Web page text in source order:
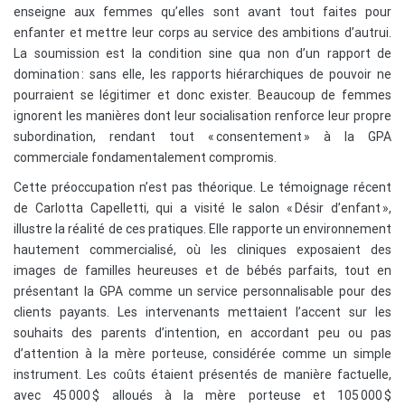
enseigne aux femmes qu’elles sont avant tout faites pour
enfanter et mettre leur corps au service des ambitions d’autrui.
La soumission est la condition sine qua non d’un rapport de
domination : sans elle, les rapports hiérarchiques de pouvoir ne
pourraient se légitimer et donc exister. Beaucoup de femmes
ignorent les manières dont leur socialisation renforce leur propre
subordination, rendant tout « consentement » à la GPA
commerciale fondamentalement compromis.
Cette préoccupation n’est pas théorique. Le témoignage récent
de Carlotta Capelletti, qui a visité le salon « Désir d’enfant »,
illustre la réalité de ces pratiques. Elle rapporte un environnement
hautement commercialisé, où les cliniques exposaient des
images de familles heureuses et de bébés parfaits, tout en
présentant la GPA comme un service personnalisable pour des
clients payants. Les intervenants mettaient l’accent sur les
souhaits des parents d’intention, en accordant peu ou pas
d’attention à la mère porteuse, considérée comme un simple
instrument. Les coûts étaient présentés de manière factuelle,
avec 45 000 $ alloués à la mère porteuse et 105 000 $